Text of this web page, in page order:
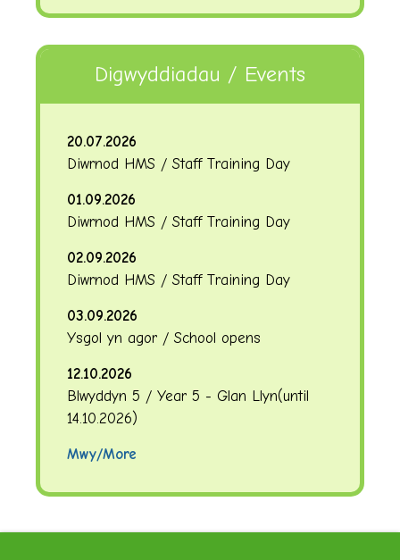
Digwyddiadau / Events
20.07.2026
Diwrnod HMS / Staff Training Day
01.09.2026
Diwrnod HMS / Staff Training Day
02.09.2026
Diwrnod HMS / Staff Training Day
03.09.2026
Ysgol yn agor / School opens
12.10.2026
Blwyddyn 5 / Year 5 - Glan Llyn(until
14.10.2026)
Mwy/More